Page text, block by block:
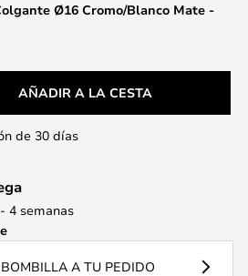
Ø16 Cromo/Blanco Mate -
AÑADIR A LA CESTA
de 30 días
4 semanas
A TU PEDIDO